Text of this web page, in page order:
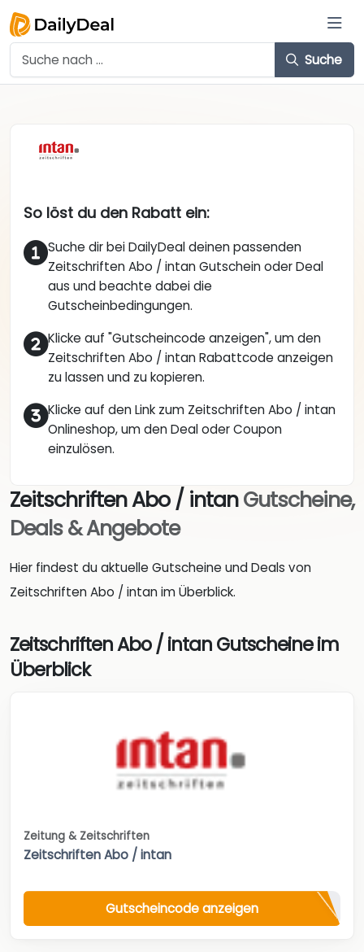
Suche
So löst du den Rabatt ein:
Suche dir bei DailyDeal deinen passenden
Zeitschriften Abo / intan Gutschein oder Deal
aus und beachte dabei die
Gutscheinbedingungen.
Klicke auf "Gutscheincode anzeigen", um den
Zeitschriften Abo / intan Rabattcode anzeigen
zu lassen und zu kopieren.
Klicke auf den Link zum Zeitschriften Abo / intan
Onlineshop, um den Deal oder Coupon
einzulösen.
Zeitschriften Abo / intanGutscheine,
Deals & Angebote
Hier findest du aktuelle Gutscheine und Deals von
Zeitschriften Abo / intan im Überblick.
Zeitschriften Abo / intan Gutscheine im
Überblick
Zeitung & Zeitschriften
Zeitschriften Abo / intan
Gutscheincode anzeigen